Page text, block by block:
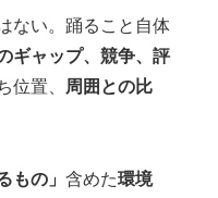
ない。踊ること自体
ギャップ、競争、評
置、 周囲との比
もの」 含めた環境